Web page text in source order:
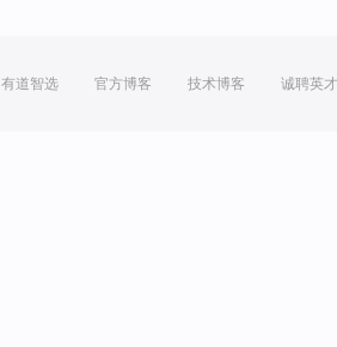
有道智选 官方博客 技术博客 诚聘英才